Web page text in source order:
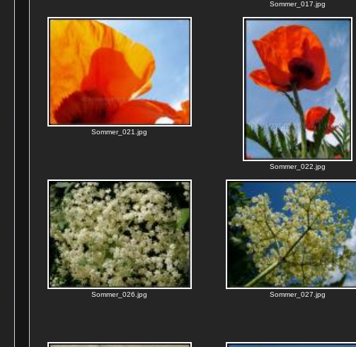
Sommer_017.jpg
Sommer_021.jpg
Sommer_022.jpg
Sommer_026.jpg Sommer_027.jpg